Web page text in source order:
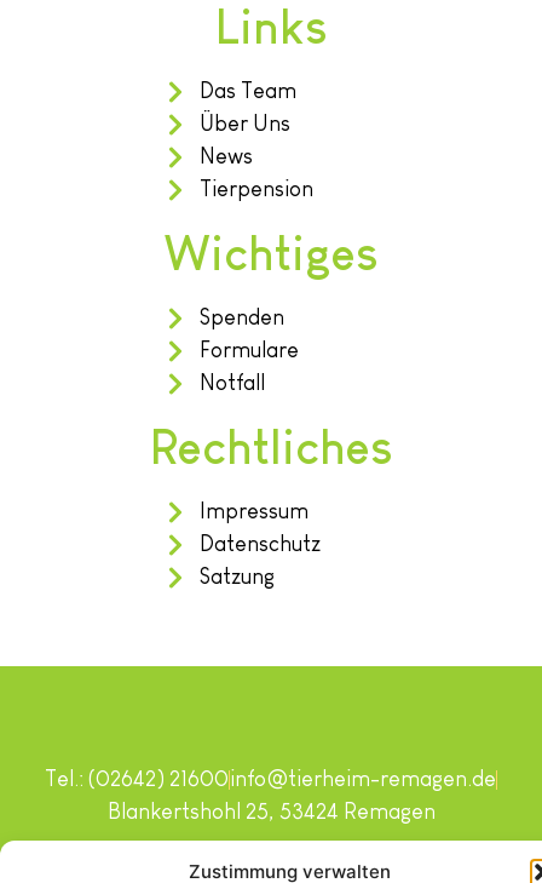
Zustimmung verwalten
Links
Das Team
Über Uns
News
Tierpension
Wichtiges
Spenden
Formulare
Notfall
Rechtliches
Impressum
Datenschutz
Satzung
Copyright © 2024. Alle Rechte vorbehalten.
Tel.: (02642) 21600info@tierheim-remagen.de
Blankertshohl 25, 53424 Remagen